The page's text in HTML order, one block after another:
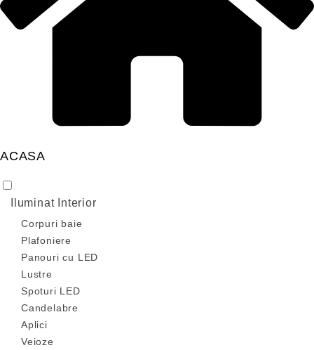
ACASA
Iluminat Interior
Corpuri baie
Plafoniere
Panouri cu LED
Lustre
Spoturi LED
Candelabre
Aplici
Veioze